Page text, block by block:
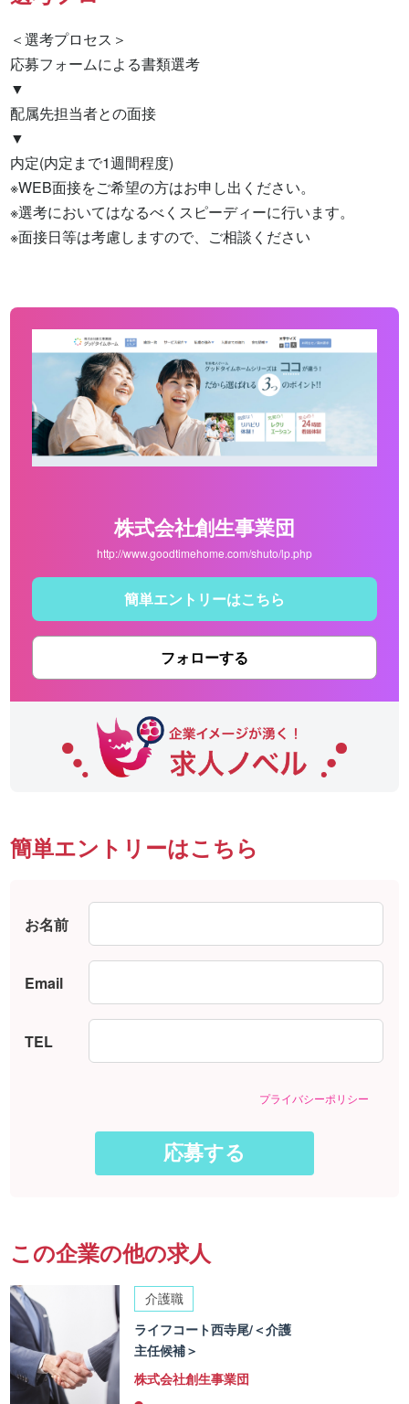
＜選考プロセス＞
応募フォームによる書類選考
▼
配属先担当者との面接
▼
内定(内定まで1週間程度)
※WEB面接をご希望の方はお申し出ください。
※選考においてはなるべくスピーディーに行います。
※面接日等は考慮しますので、ご相談ください
株式会社創生事業団
http://www.goodtimehome.com/shuto/lp.php
簡単エントリーはこちら
フォローする
簡単エントリーはこちら
お名前
Email
TEL
プライバシーポリシー
この企業の他の求人
介護職
ライフコート西寺尾/＜介護
主任候補＞
株式会社創生事業団